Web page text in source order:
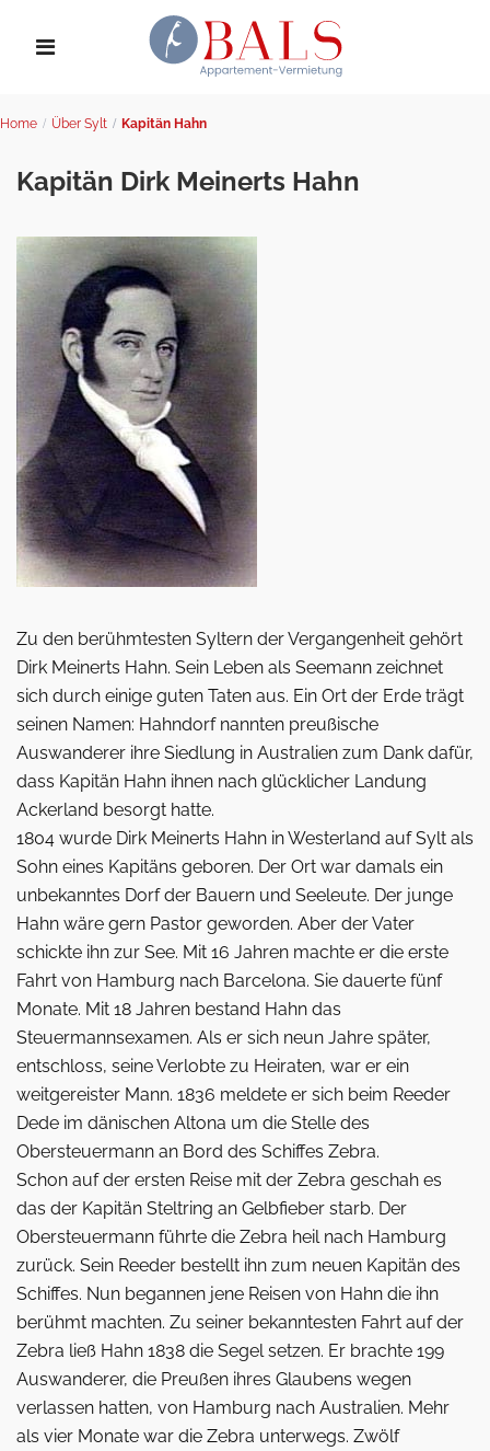
Home Über Sylt Kapitän Hahn
Kapitän Dirk Meinerts Hahn
Zu den berühmtesten Syltern der Vergangenheit gehört
Dirk Meinerts Hahn. Sein Leben als Seemann zeichnet
sich durch einige guten Taten aus. Ein Ort der Erde trägt
seinen Namen: Hahndorf nannten preußische
Auswanderer ihre Siedlung in Australien zum Dank dafür,
dass Kapitän Hahn ihnen nach glücklicher Landung
Ackerland besorgt hatte.
1804 wurde Dirk Meinerts Hahn in Westerland auf Sylt als
Sohn eines Kapitäns geboren. Der Ort war damals ein
unbekanntes Dorf der Bauern und Seeleute. Der junge
Hahn wäre gern Pastor geworden. Aber der Vater
schickte ihn zur See. Mit 16 Jahren machte er die erste
Fahrt von Hamburg nach Barcelona. Sie dauerte fünf
Monate. Mit 18 Jahren bestand Hahn das
Steuermannsexamen. Als er sich neun Jahre später,
entschloss, seine Verlobte zu Heiraten, war er ein
weitgereister Mann. 1836 meldete er sich beim Reeder
Dede im dänischen Altona um die Stelle des
Obersteuermann an Bord des Schiffes Zebra.
Schon auf der ersten Reise mit der Zebra geschah es
das der Kapitän Steltring an Gelbfieber starb. Der
Obersteuermann führte die Zebra heil nach Hamburg
zurück. Sein Reeder bestellt ihn zum neuen Kapitän des
Schiffes. Nun begannen jene Reisen von Hahn die ihn
berühmt machten. Zu seiner bekanntesten Fahrt auf der
Zebra ließ Hahn 1838 die Segel setzen. Er brachte 199
Auswanderer, die Preußen ihres Glaubens wegen
verlassen hatten, von Hamburg nach Australien. Mehr
als vier Monate war die Zebra unterwegs. Zwölf